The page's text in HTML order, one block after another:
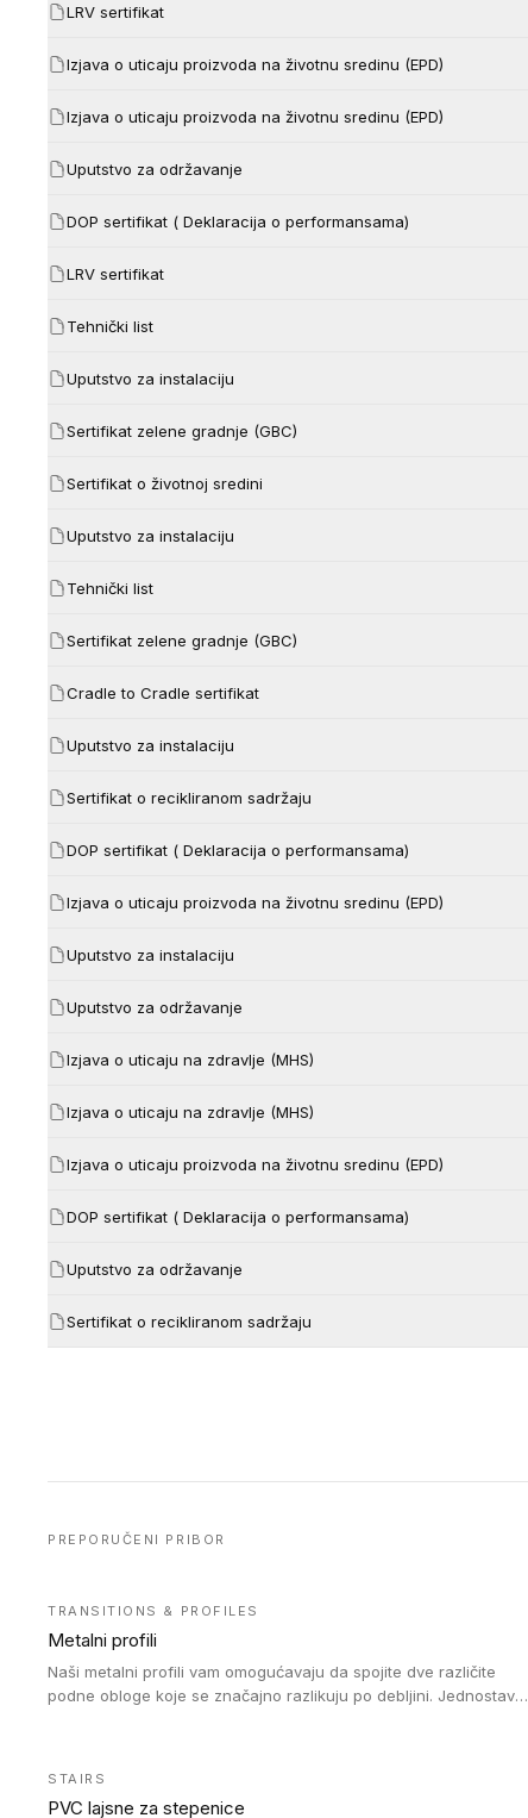
LRV sertifikat
Izjava o uticaju proizvoda na životnu sredinu (EPD)
Izjava o uticaju proizvoda na životnu sredinu (EPD)
Uputstvo za održavanje
DOP sertifikat ( Deklaracija o performansama)
LRV sertifikat
Tehnički list
Uputstvo za instalaciju
Sertifikat zelene gradnje (GBC)
Sertifikat o životnoj sredini
Uputstvo za instalaciju
Tehnički list
Sertifikat zelene gradnje (GBC)
Cradle to Cradle sertifikat
Uputstvo za instalaciju
Sertifikat o recikliranom sadržaju
DOP sertifikat ( Deklaracija o performansama)
Izjava o uticaju proizvoda na životnu sredinu (EPD)
Uputstvo za instalaciju
Uputstvo za održavanje
Izjava o uticaju na zdravlje (MHS)
Izjava o uticaju na zdravlje (MHS)
Izjava o uticaju proizvoda na životnu sredinu (EPD)
DOP sertifikat ( Deklaracija o performansama)
Uputstvo za održavanje
Sertifikat o recikliranom sadržaju
PREPORUČENI PRIBOR
TRANSITIONS & PROFILES
Metalni profili
Naši metalni profili vam omogućavaju da spojite dve različite
podne obloge koje se značajno razlikuju po debljini. Jednostavni
STAIRS
PVC lajsne za stepenice